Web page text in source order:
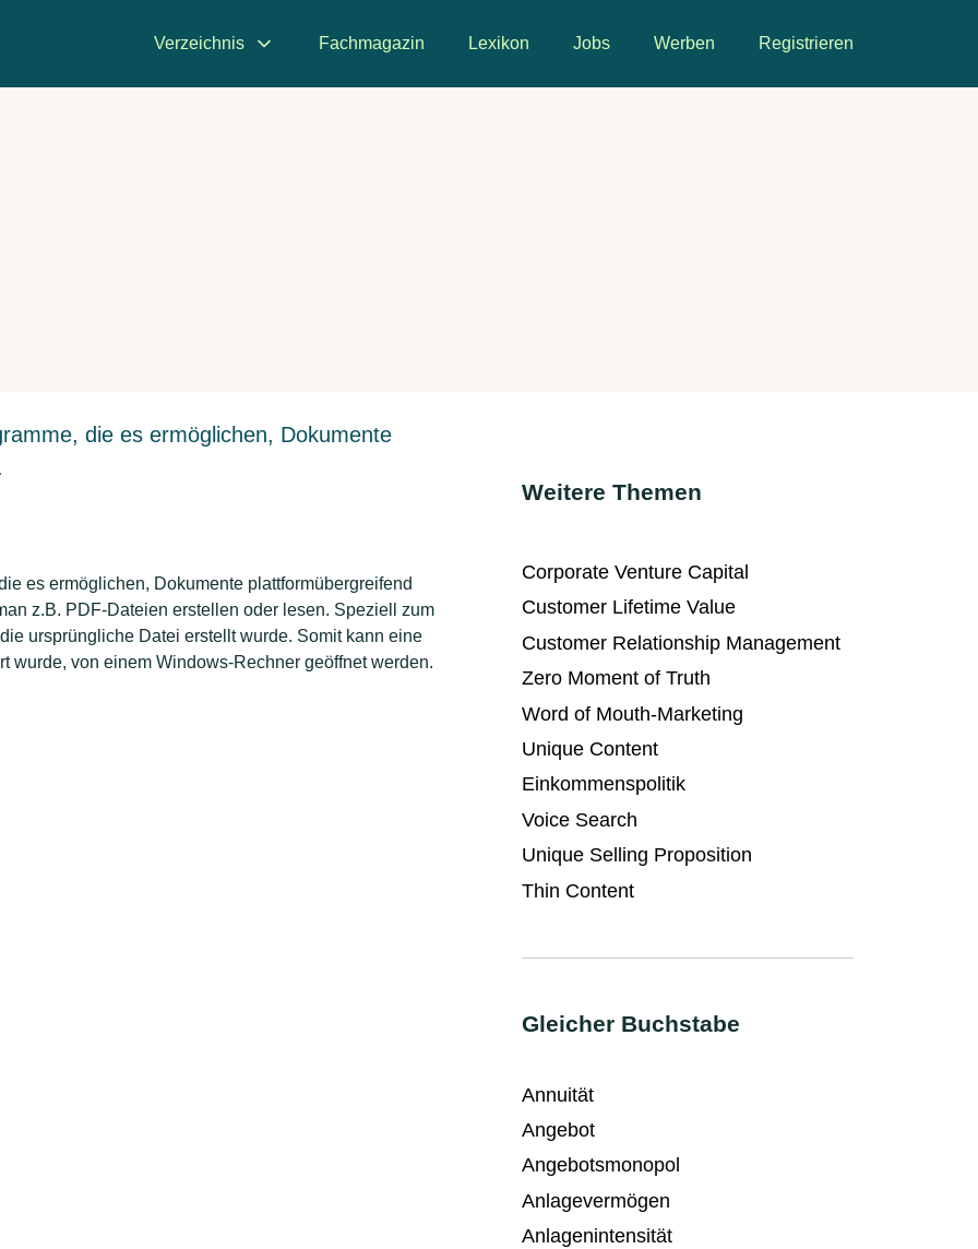
Verzeichnis Fachmagazin Lexikon Jobs Werben Registrieren
die es ermöglichen, Dokumente
es ermöglichen, Dokumente plattformübergreifend
z.B. PDF-Dateien erstellen oder lesen. Speziell zum
ursprüngliche Datei erstellt wurde. Somit kann eine
wurde, von einem Windows-Rechner geöffnet werden.
Weitere Themen
Corporate Venture Capital
Customer Lifetime Value
Customer Relationship Management
Zero Moment of Truth
Word of Mouth-Marketing
Unique Content
Einkommenspolitik
Voice Search
Unique Selling Proposition
Thin Content
Gleicher Buchstabe
Annuität
Angebot
Angebotsmonopol
Anlagevermögen
Anlagenintensität